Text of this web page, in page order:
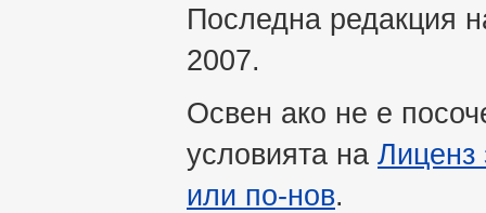
Последна редакция
2007.
Освен ако не е
условията на Лиценз
или по-нов.